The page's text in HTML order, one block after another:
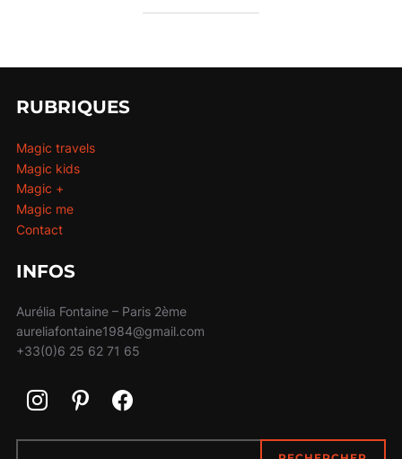
RUBRIQUES
Magic travels
Magic kids
Magic +
Magic me
Contact
INFOS
Aurélia Fontaine – Paris 2ème
aureliafontaine1984@gmail.com
+33(0)6 25 62 71 65